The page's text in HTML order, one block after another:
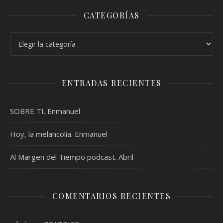
CATEGORÍAS
ENTRADAS RECIENTES
SOBRE TI. Enmanuel
Hoy, la melancolía. Enmanuel
Al Margen del Tiempo podcast. Abril
COMENTARIOS RECIENTES